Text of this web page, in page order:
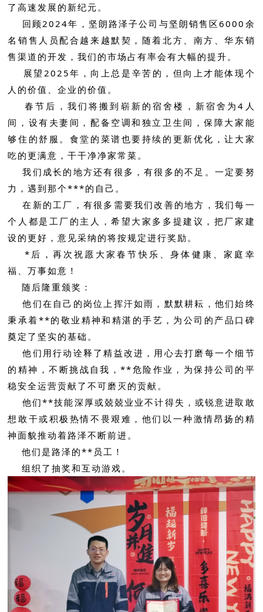
了高速发展的新纪元。
回顾2024年，坚朗路泽子公司与坚朗销售区6000余
名销售人员配合越来越默契，随着北方、南方、华东销
售渠道的开发，我们的市场占有率会有大幅的提升。
展望2025年，向上总是辛苦的，但向上才能体现个
人的价值、企业的价值。
春节后，我们将搬到崭新的宿舍楼，新宿舍为4人
间，设有夫妻间，配备空调和独立卫生间，保障大家能
够住的舒服。食堂的菜谱也要持续的更新优化，让大家
吃的更满意，干干净净家常菜。
我们成长的地方还有很多，有很多的不足。一定要努
力，遇到那个***的自己。
在新的工厂，有很多需要我们改善的地方，我们每一
个人都是工厂的主人，希望大家多多提建议，把厂家建
设的更好，意见采纳的将按规定进行奖励。
*后，再次祝愿大家春节快乐、身体健康、家庭幸
福、万事如意！
随后隆重颁奖：
他们在自己的岗位上挥汗如雨，默默耕耘，他们始终
秉承着**的敬业精神和精湛的手艺，为公司的产品口碑
奠定了坚实的基础。
他们用行动诠释了精益改进，用心去打磨每一个细节
的精神，不断挑战自我，**危险作业，为保持公司的平
稳安全运营贡献了不可磨灭的贡献。
他们**技能深厚或兢兢业业不计得失，或锐意进取敢
想敢干或积极热情不畏艰难，他们以一种激情昂扬的精
神面貌推动着路泽不断前进。
他们是路泽的**员工！
组织了抽奖和互动游戏。